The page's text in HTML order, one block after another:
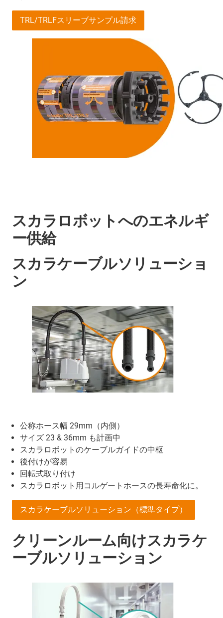
TRL/TRLFスリーブサンプル請求
スカラロボットへのエネルギ
ー供給
スカラケーブルソリューショ
ン
公称ホース幅 29mm（内側）
サイズ 23 & 36mm も計画中
スカラロボットのケーブルガイドの中枢
後付けが容易
回転式取り付け
スカラロボット用コルゲートホースの長寿命化に。
スカラケーブルソリューション（標準タイプ）
クリーンルーム向けスカラケ
ーブルソリューション